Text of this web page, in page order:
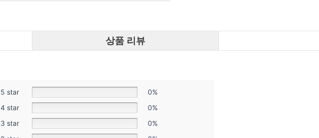
상품 리뷰
5 star
0%
4 star
0%
3 star
0%